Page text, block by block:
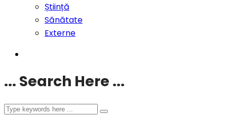
Știință
Sănătate
Externe
... Search Here ...